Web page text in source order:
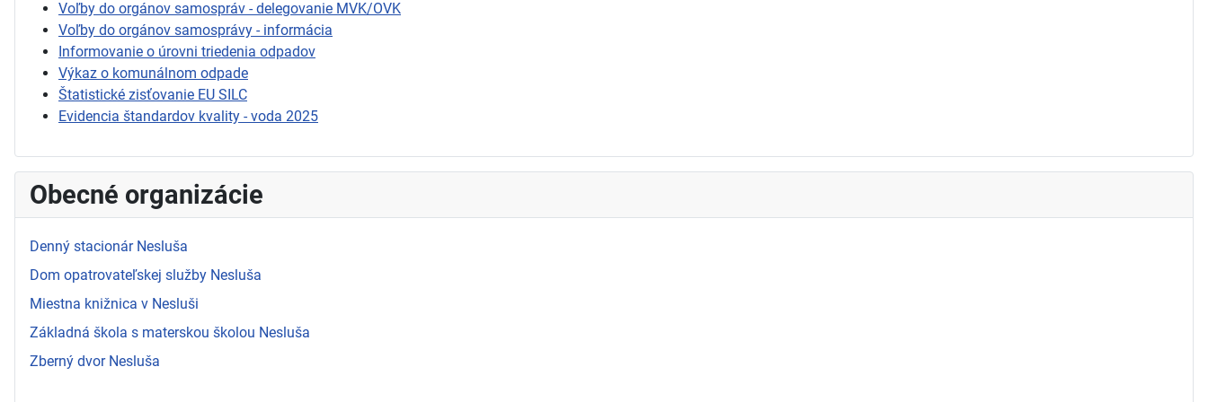
Voľby do orgánov samospráv - delegovanie MVK/OVK
Voľby do orgánov samosprávy - informácia
Informovanie o úrovni triedenia odpadov
Výkaz o komunálnom odpade
Štatistické zisťovanie EU SILC
Evidencia štandardov kvality - voda 2025
Obecné organizácie
Denný stacionár Nesluša
Dom opatrovateľskej služby Nesluša
Miestna knižnica v Nesluši
Základná škola s materskou školou Nesluša
Zberný dvor Nesluša